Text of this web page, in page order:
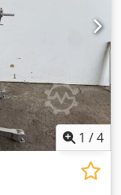
1 /4